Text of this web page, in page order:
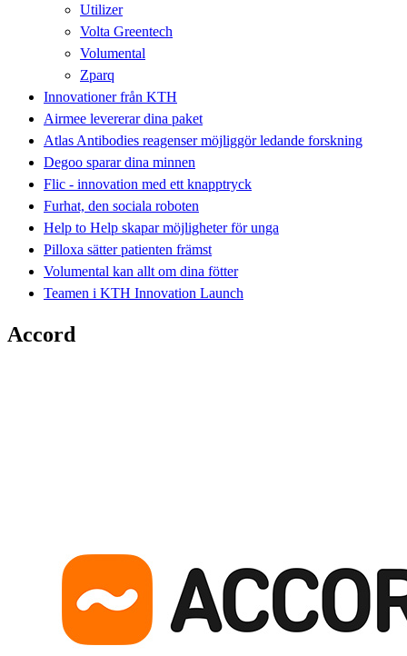
Utilizer
Volta Greentech
Volumental
Zparq
Innovationer från KTH
Airmee levererar dina paket
Atlas Antibodies reagenser möjliggör ledande forskning
Degoo sparar dina minnen
Flic - innovation med ett knapptryck
Furhat, den sociala roboten
Help to Help skapar möjligheter för unga
Pilloxa sätter patienten främst
Volumental kan allt om dina fötter
Teamen i KTH Innovation Launch
Accord